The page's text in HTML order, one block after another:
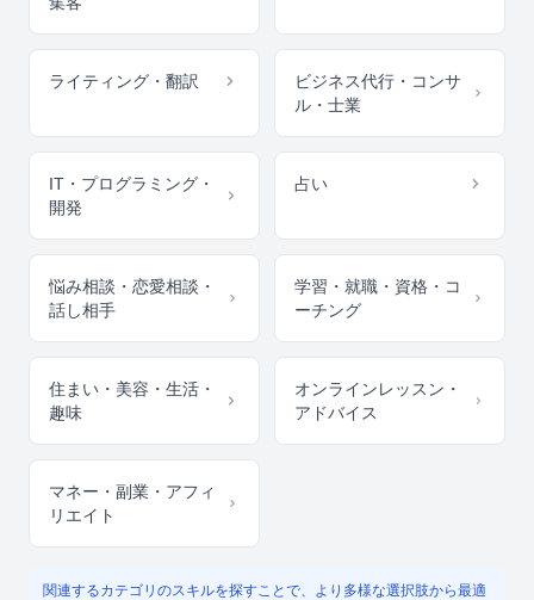
ライティング・翻訳
ビジネス代行・コンサ
ル・士業
IT・プログラミング・
開発
占い
悩み相談・恋愛相談・
話し相手
学習・就職・資格・コ
ーチング
住まい・美容・生活・
趣味
オンラインレッスン・
アドバイス
マネー・副業・アフィ
リエイト
関連するカテゴリのスキルを探すことで、より多様な選択肢から最適